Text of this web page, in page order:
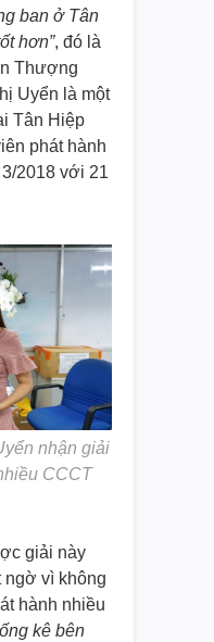
ban ở Tân
hơn”, đó là
Thượng
Uyển là một
Tân Hiệp
phát hành
2018 với 21
nhận giải
CCCT
giải này
ngờ vì không
hành nhiều
kê bên